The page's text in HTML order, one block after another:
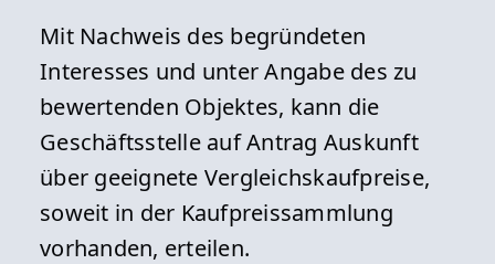
Mit Nachweis des begründeten
Interesses und unter Angabe des zu
bewertenden Objektes, kann die
Geschäftsstelle auf Antrag Auskunft
über geeignete Vergleichskaufpreise,
soweit in der Kaufpreissammlung
vorhanden, erteilen.